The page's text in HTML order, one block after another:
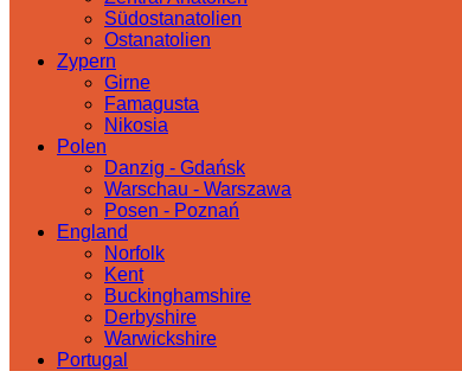
Südostanatolien
Ostanatolien
Zypern
Girne
Famagusta
Nikosia
Polen
Danzig - Gdańsk
Warschau - Warszawa
Posen - Poznań
England
Norfolk
Kent
Buckinghamshire
Derbyshire
Warwickshire
Portugal